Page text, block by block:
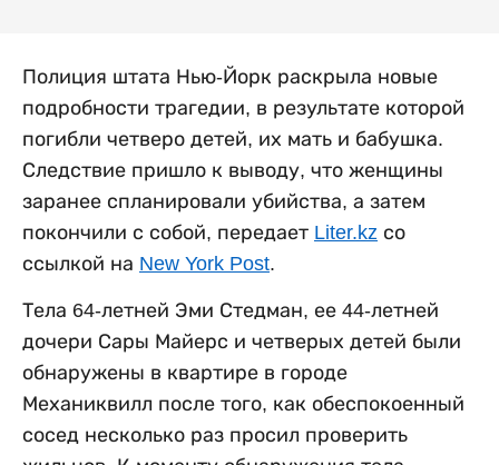
Полиция штата Нью-Йорк раскрыла новые
подробности трагедии, в результате которой
погибли четверо детей, их мать и бабушка.
Следствие пришло к выводу, что женщины
заранее спланировали убийства, а затем
покончили с собой, передает Liter.kz со
ссылкой на New York Post.
Тела 64-летней Эми Стедман, ее 44-летней
дочери Сары Майерс и четверых детей были
обнаружены в квартире в городе
Механиквилл после того, как обеспокоенный
сосед несколько раз просил проверить